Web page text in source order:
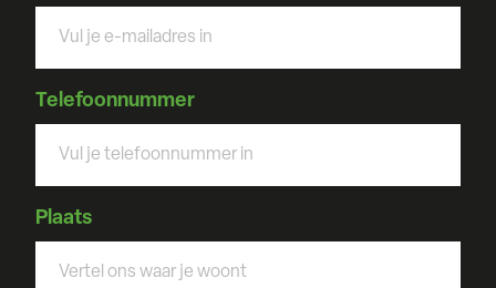
Telefoonnummer
Plaats